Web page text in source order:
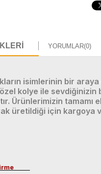
YORUMLAR(0)
isimlerinin bir
kolye ile sevdiğinizin
Ürünlerimizin tamamı
üretildiği için